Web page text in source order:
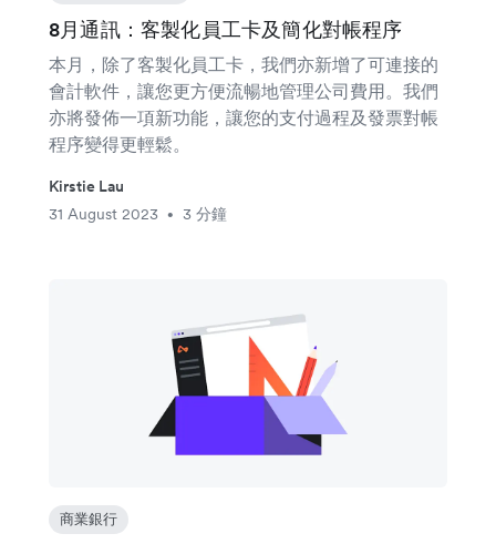
8月通訊：客製化員工卡及簡化對帳程序
本月，除了客製化員工卡，我們亦新增了可連接的
會計軟件，讓您更方便流暢地管理公司費用。我們
亦將發佈一項新功能，讓您的支付過程及發票對帳
程序變得更輕鬆。
Kirstie Lau
31 August 2023
• 3 分鐘
商業銀行